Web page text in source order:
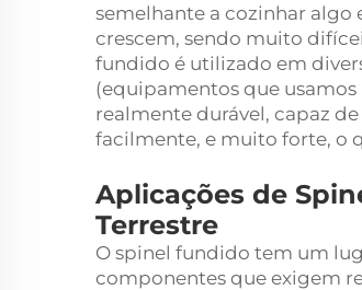
semelhante a cozinhar algo
crescem, sendo muito
fundido é utilizado em
(equipamentos que
realmente durável, capaz
facilmente, e muito forte, o
Aplicações de
Terrestre
O spinel fundido tem um
componentes que exigem